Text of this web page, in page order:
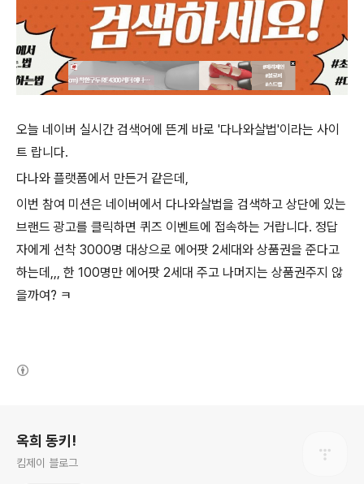
오늘 네이버 실시간 검색어에 뜬게 바로 '다나와살법'이라는 사이
트 랍니다.
다나와 플랫폼에서 만든거 같은데,
이번 참여 미션은 네이버에서 다나와살법을 검색하고 상단에 있는
브랜드 광고를 클릭하면 퀴즈 이벤트에 접속하는 거랍니다. 정답
자에게 선착 3000명 대상으로 에어팟 2세대와 상품권을 준다고
하는데,,, 한 100명만 에어팟 2세대 주고 나머지는 상품권주지 않
을까여? ㅋ
옥희 동키!
킴제이 블로그